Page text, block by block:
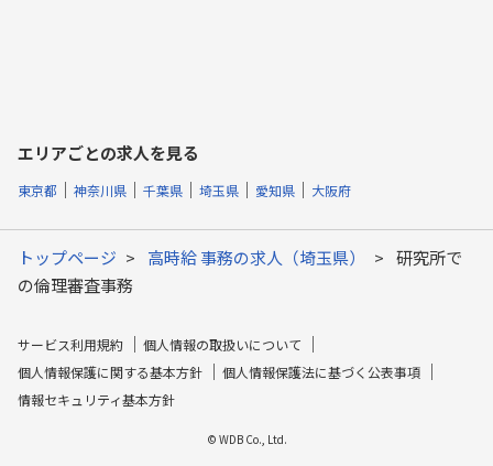
エリアごとの求人を見る
東京都 神奈川県 千葉県 埼玉県 愛知県 大阪府
トップページ 高時給 事務の求人（埼玉県）
研究所で
の倫理審査事務
サービス利用規約
個人情報の取扱いについて
個人情報保護に関する基本方針
個人情報保護法に基づく公表事項
情報セキュリティ基本方針
© WDB Co., Ltd.